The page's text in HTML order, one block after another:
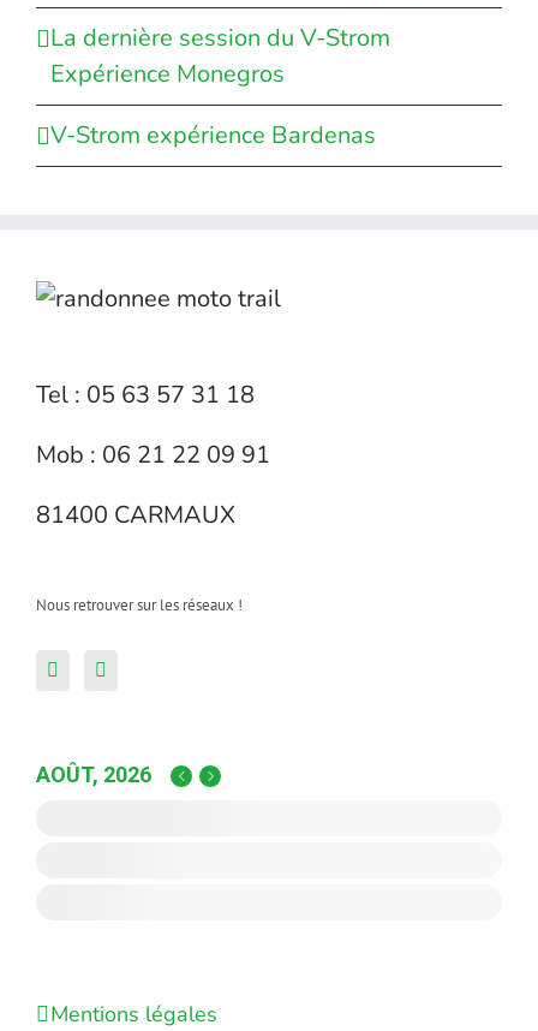
La dernière session du V-Strom
Expérience Monegros
V-Strom expérience Bardenas
Tel : 05 63 57 31 18
Mob : 06 21 22 09 91
81400 CARMAUX
Nous retrouver sur les réseaux !
AOÛT, 2026
Mentions légales